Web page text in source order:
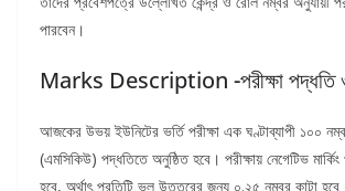
পারবেন।
Marks Description -পরীক্ষা পদ্ধতি
আজকের উভয় ইউনিটের ভর্তি পরীক্ষা এক ঘণ্টাব্যাপী ১০০
(এমসিকিউ) পদ্ধতিতে অনুষ্ঠিত হবে। পরীক্ষায় নেগেটিভ
হবে, অর্থাৎ প্রতিটি ভুল উত্তরের জন্য ০.২৫ নম্বর কাটা